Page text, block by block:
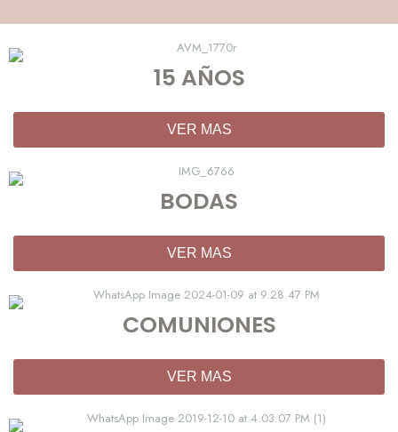
15 AÑOS
VER MAS
BODAS
VER MAS
COMUNIONES
VER MAS